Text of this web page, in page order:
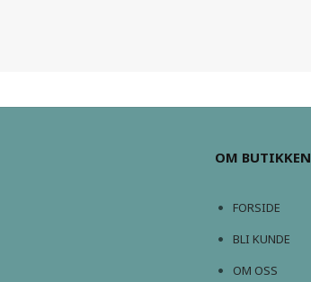
OM BUTIKKEN
FORSIDE
BLI KUNDE
OM OSS